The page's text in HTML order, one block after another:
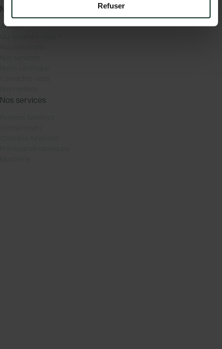
Refuser
Navigation
Accueil
Nos services